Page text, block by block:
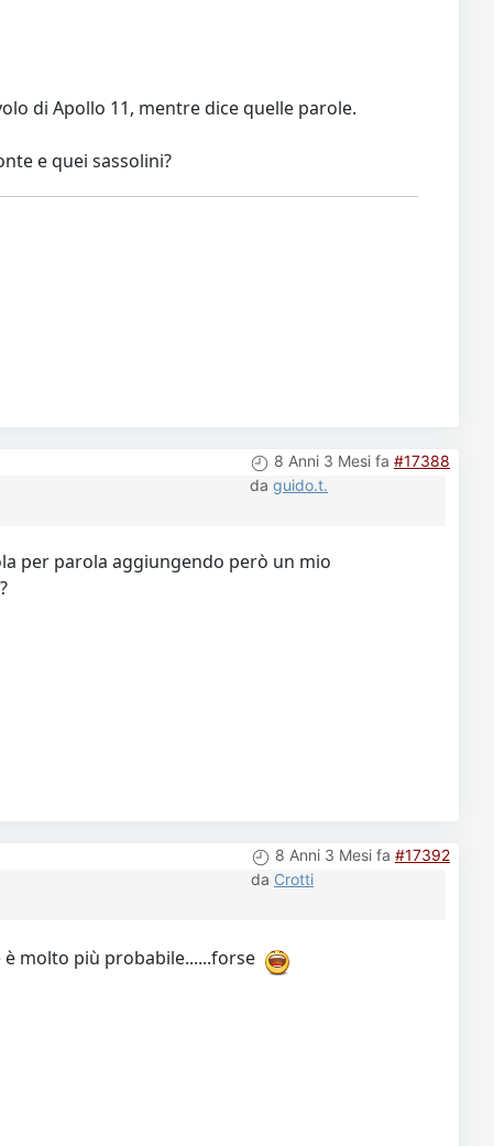
di Apollo 11, mentre dice quelle parole.
e quei sassolini?
8 Anni 3 Mesi fa #17388
da guido.t.
per parola aggiungendo però un mio
8 Anni 3 Mesi fa #17392
da Crotti
è molto più probabile......forse